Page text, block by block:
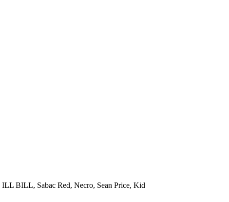
ILL BILL, Sabac Red, Necro, Sean Price, Kid